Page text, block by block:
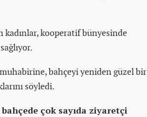
kadınlar, kooperatif bünyesinde
bahçeyi yeniden güzel bir
söyledi.
çok sayıda ziyaretçi